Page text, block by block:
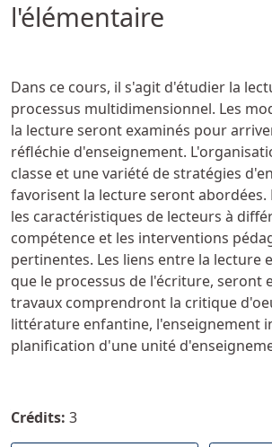
l'élémentaire
Dans ce cours, il s'agit d'étudier la
processus multidimensionnel. Les
la lecture seront examinés pour
réfléchie d'enseignement.
classe et une variété de stratégies
favorisent la lecture seront
les caractéristiques de lecteurs à
compétence et les interventions
pertinentes. Les liens entre la lecture
que le processus de l'écriture, seront
travaux comprendront la critique
littérature enfantine, l'enseignement
planification d'une unité
Crédits: 3